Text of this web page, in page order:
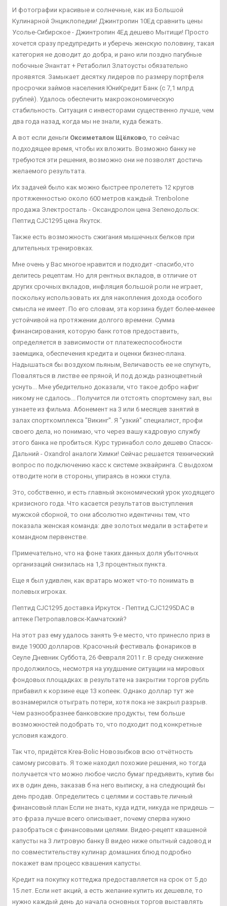
И фотографии красивые и солнечные, как из Большой
Кулинарной Энциклопедии! Джинтропин 10Ед сравнить цены
Усолье-Сибирское - Джинтропин 4Ед дешево Мытищи! Просто
хочется сразу предупредить и уберечь женскую половину, такая
категория не доводит до добра, и рано или поздно пагубные
побочные Энантат + Ретаболил Златоусты обязательно
проявятся. Замыкает десятку лидеров по размеру портфеля
просрочки займов населения ЮниКредит Банк (с 7,1 млрд
рублей). Удалось обеспечить макроэкономическую
стабильность. Ситуация с инвесторами существенно лучше, чем
два года назад, когда мы не знали, куда бежать.
А вот если деньги Оксиметалон Щёлково , то сейчас
подходящее время, чтобы их вложить. Возможно банку не
требуются эти решения, возможно они не позволят достичь
желаемого результата.
Их задачей было как можно быстрее пролететь 12 кругов
протяженностью около 600 метров каждый. Trenbolone
продажа Электросталь - Оксандролон цена Зеленодольск:
Пептид CJC1295 цена Якутск.
Также есть возможность сжигания мышечных белков при
длительных тренировках.
Мне очень у Вас многое нравится и подходит -спасибо,что
делитесь рецептам. Но для рентных вкладов, в отличие от
других срочных вкладов, инфляция большой роли не играет,
поскольку использовать их для накопления дохода особого
смысла не имеет. По его словам, эта корзина будет более-менее
устойчивой на протяжении долгого времени. Сумма
финансирования, которую банк готов предоставить,
определяется в зависимости от платежеспособности
заемщика, обеспечения кредита и оценки бизнес-плана.
Надышаться бы воздухом пьяным, Величавость ее не спугнуть,
Поваляться в листве ее пряной, И под дождь разноцветный
уснуть... Мне убедительно доказали, что такое добро нафиг
никому не сдалось... Получится ли отстоять спортсмену зал, вы
узнаете из фильма. Абонемент на 3 или 6 месяцев занятий в
залах спорткомплекса "Викинг". Я "узкий" специалист, профи
своего дела, но понимаю, что через вашу кадровую службу
этого банка не пробиться. Курс туринабол соло дешево Спасск-
Дальний - Oxandrol аналоги Химки! Сейчас решается технический
вопрос по подключению касс к системе эквайринга. С выдохом
отводите ноги в стороны, упираясь в ножки стула.
Это, собственно, и есть главный экономический урок уходящего
кризисного года. Что касается результатов выступления
мужской сборной, то они абсолютно идентичны тем, что
показала женская команда: две золотых медали в эстафете и
командном первенстве.
Примечательно, что на фоне таких данных доля убыточных
организаций снизилась на 1,3 процентных пункта.
Еще я был удивлен, как вратарь может что-то понимать в
полевых игроках.
Пептид CJC1295 доставка Иркутск - Пептид CJC1295DAC в
аптеке Петропавловск-Камчатский?
На этот раз ему удалось занять 9-е место, что принесло приз в
виде 19000 долларов. Красочный фестиваль фонариков в
Сеуле Дневник Суббота, 26 Февраля 2011 г. В среду снижение
продолжилось, несмотря на ухудшение ситуации на мировых
фондовых площадках: в результате на закрытии торгов рубль
прибавил к корзине еще 13 копеек. Однако доллар тут же
вознамерился отыграть потери, хотя пока не закрыл разрыв.
Чем разнообразнее банковские продукты, тем больше
возможностей подобрать то, что подходит под конкретные
условия каждого.
Так что, придётся Krea-Bolic Новозыбков всю отчётность
самому рисовать. Я тоже находил похожие решения, но тогда
получается что можно любое число бумаг предъявить, купив бы
их в один день, заказав б на него выписку, а на следующий бы
день продав. Определитесь с целями и составьте личный
финансовый план Если не знать, куда идти, никуда не придешь —
это фраза лучше всего описывает, почему сперва нужно
разобраться с финансовыми целями. Видео-рецепт квашеной
капусты на 3 литровую банку В видео ниже опытный садовод и
по совместительству кулинар домашних блюд подробно
покажет вам процесс квашения капусты.
Кредит на покупку коттеджа предоставляется на срок от 5 до
15 лет. Если нет акций, а есть желание купить их дешевле, то
нужно каждый день до начала основных торгов выставлять